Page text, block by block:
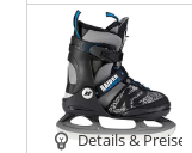
Details & Preise